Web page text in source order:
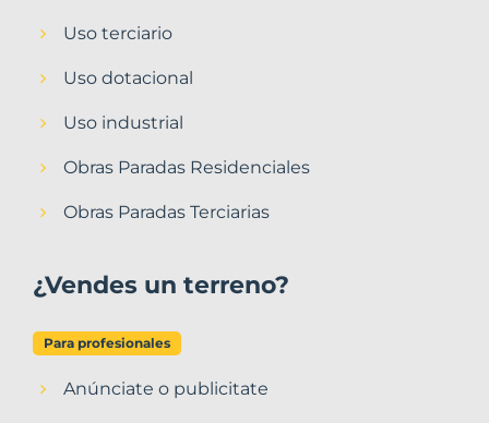
Uso terciario
Uso dotacional
Uso industrial
Obras Paradas Residenciales
Obras Paradas Terciarias
¿Vendes un terreno?
Para profesionales
Anúnciate o publicitate